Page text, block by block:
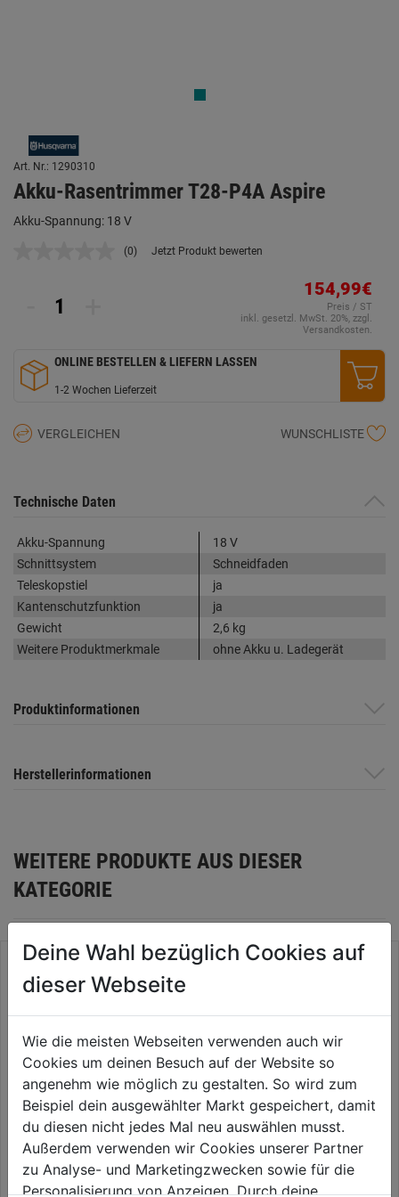
Art. Nr.: 1290310
Akku-Rasentrimmer T28-P4A Aspire
Akku-Spannung: 18 V
Kein
(0) Jetzt Produkt bewerten
154,99€
Preis / ST
inkl. gesetzl. MwSt. 20%, zzgl.
Versandkosten.
ONLINE BESTELLEN & LIEFERN LASSEN
1-2 Wochen Lieferzeit
VERGLEICHEN WUNSCHLISTE
Technische Daten
Akku-Spannung
18 V
Schnittsystem
Schneidfaden
Teleskopstiel
ja
Kantenschutzfunktion
ja
Gewicht
2,6 kg
Weitere Produktmerkmale
ohne Akku u. Ladegerät
Produktinformationen
Herstellerinformationen
WEITERE PRODUKTE AUS DIESER
KATEGORIE
Akku-Rasentrimmer FSA 30
inkl. Akku u. Ladegerät
Akku-Rasentrimmer
ComfortCut 23/18V P4A Set
Deine Wahl bezüglich Cookies auf
dieser Webseite
Wie die meisten Webseiten verwenden auch wir
Cookies um deinen Besuch auf der Website so
angenehm wie möglich zu gestalten. So wird zum
Beispiel dein ausgewählter Markt gespeichert, damit
du diesen nicht jedes Mal neu auswählen musst.
Außerdem verwenden wir Cookies unserer Partner
zu Analyse- und Marketingzwecken sowie für die
Personalisierung von Anzeigen. Durch deine